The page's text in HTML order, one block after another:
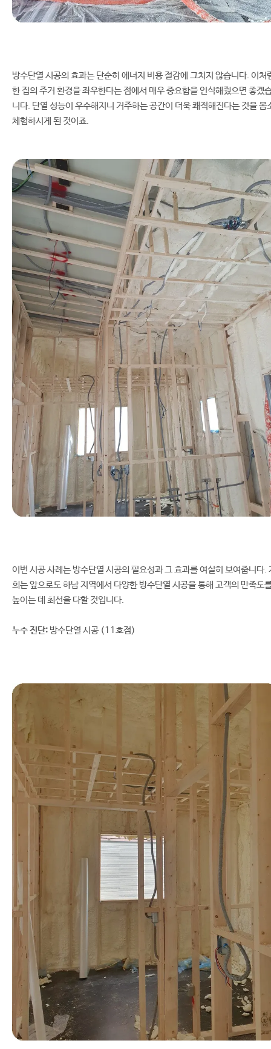
방수단열 시공의 효과는 단순히 에너지 비용 절감에 그치지 않습니다. 이처
한 집의 주거 환경을 좌우한다는 점에서 매우 중요함을 인식해줬으면 좋겠
니다. 단열 성능이 우수해지니 거주하는 공간이 더욱 쾌적해진다는 것을 몸
체험하시게 된 것이죠.
이번 시공 사례는 방수단열 시공의 필요성과 그 효과를 여실히 보여줍니다.
희는 앞으로도 하남 지역에서 다양한 방수단열 시공을 통해 고객의 만족도
높이는 데 최선을 다할 것입니다.
누수 진단: 방수단열 시공 (11호점)